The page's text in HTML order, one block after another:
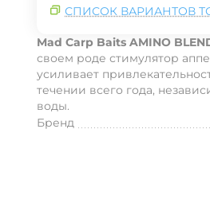
СПИСОК ВАРИАНТОВ
Mad Carp Baits AMINO
своем роде стимулятор
усиливает
течении всего года,
воды.
Бренд